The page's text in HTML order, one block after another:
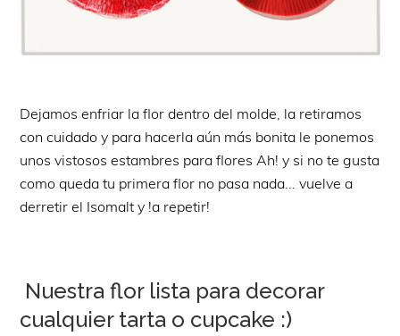
Dejamos enfriar la flor dentro del molde, la retiramos
con cuidado y para hacerla aún más bonita le ponemos
unos vistosos estambres para flores Ah! y si no te gusta
como queda tu primera flor no pasa nada... vuelve a
derretir el Isomalt y !a repetir!
Nuestra flor lista para decorar
cualquier tarta o cupcake :)